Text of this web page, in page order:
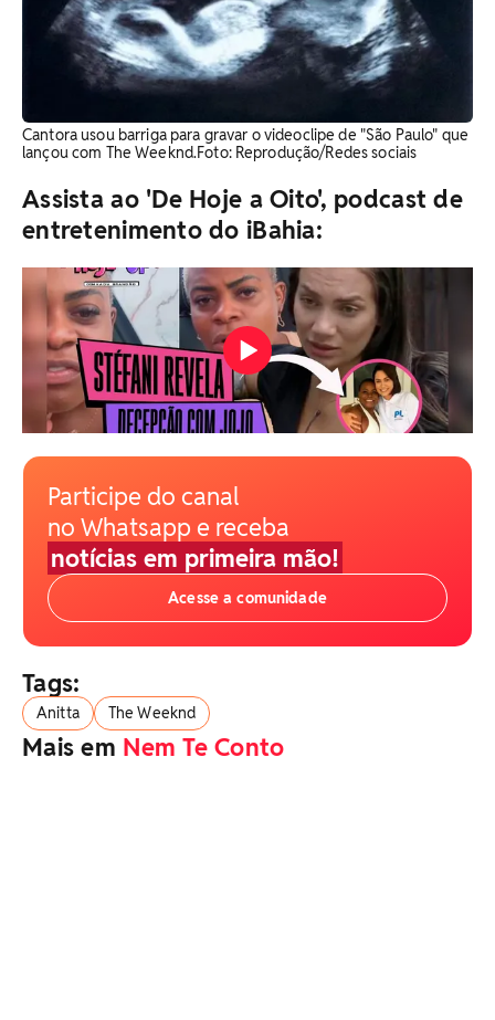
Cantora usou barriga para gravar o videoclipe de "São Paulo" que
lançou com The Weeknd. ​Foto: Reprodução/Redes sociais
Assista ao 'De Hoje a Oito', podcast de
entretenimento do iBahia:
Participe do canal
no Whatsapp e receba
notícias em primeira mão!
Acesse a comunidade
Tags:
Anitta The Weeknd
Mais em Nem Te Conto